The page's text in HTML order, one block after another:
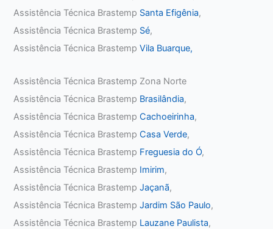
Assistência Técnica Brastemp Santa Efigênia,
Assistência Técnica Brastemp Sé,
Assistência Técnica BrastempVila Buarque,
Assistência Técnica Brastemp Zona Norte
Assistência Técnica Brastemp Brasilândia,
Assistência Técnica BrastempCachoeirinha,
Assistência Técnica BrastempCasa Verde,
Assistência Técnica Brastemp Freguesia do Ó,
Assistência Técnica Brastemp Imirim,
Assistência Técnica BrastempJaçanã,
Assistência Técnica BrastempJardim São Paulo,
Assistência Técnica Brastemp Lauzane Paulista,